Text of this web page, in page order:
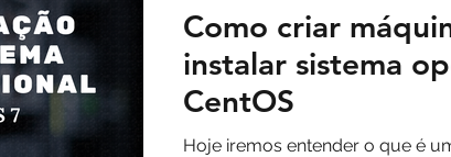
Como criar
instalar sistema
CentOS
Hoje iremos entender o que é